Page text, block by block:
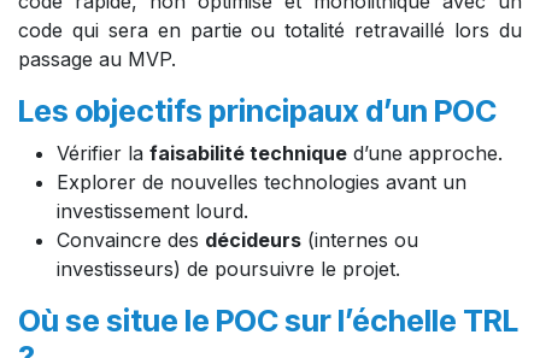
code qui sera en partie ou totalité retravaillé lors du
passage au MVP.
Les objectifs principaux d’un POC
Vérifier la faisabilité technique d’une approche.
Explorer de nouvelles technologies avant un
investissement lourd.
Convaincre des décideurs (internes ou
investisseurs) de poursuivre le projet.
Où se situe le POC sur l’échelle TRL